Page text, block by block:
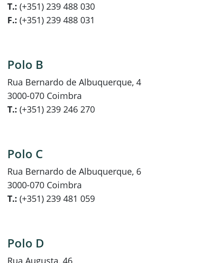
T.: (+351) 239 488 030
F.: (+351) 239 488 031
Polo B
Rua Bernardo de Albuquerque, 4
3000-070 Coimbra
T.: (+351) 239 246 270
Polo C
Rua Bernardo de Albuquerque, 6
3000-070 Coimbra
T.: (+351) 239 481 059
Polo D
Rua Augusta, 46